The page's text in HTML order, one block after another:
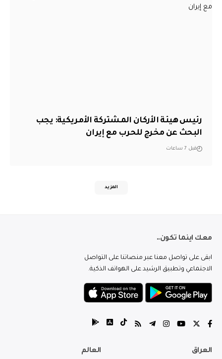
رئيس هيئة الأركان المشتركة الأمريكية: يجب
البحث عن مخرج للحرب مع إيران
قبل 7 ساعات
المزيد
معك اينما تكون..
ابقى على تواصل معنا عبر منصاتنا على التواصل
الاجتماعي وتطبيق الرشيد على الهواتف الذكية.
العراق العالم